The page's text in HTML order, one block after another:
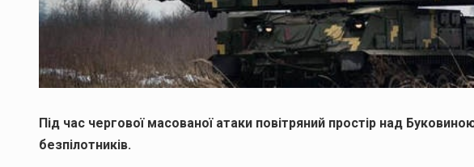
Під час чергової масованої атаки повітряний простір над
безпілотників.